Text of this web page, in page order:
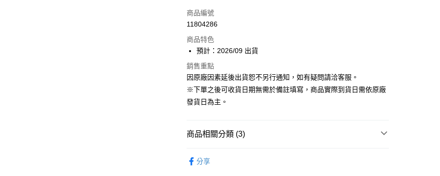
信用卡一次付款
ATM付款
運送方式
預購-宅配(舊)
預購-宅配(離島)(舊)
東海門市自取，需自備購物袋取貨唷。
商品編號
11804286
商品特色
預計：2026/09 出貨
銷售重點
因原廠因素延後出貨恕不另行通知，如有疑問請洽客服。
※下單之後可收貨日期無需於備註填寫，商品實際到貨日需依原廠
發貨日為主。
商品相關分類 (3)
分享